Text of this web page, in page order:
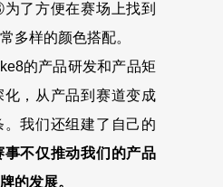
了方便在赛场上找到
多样的颜色搭配。
的产品研发和产品矩
化，从产品到赛道变成
我们还组建了自己的
事不仅推动我们的产品
的发展。